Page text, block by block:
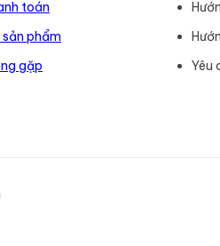
toán
phẩm
gặp
Yêu